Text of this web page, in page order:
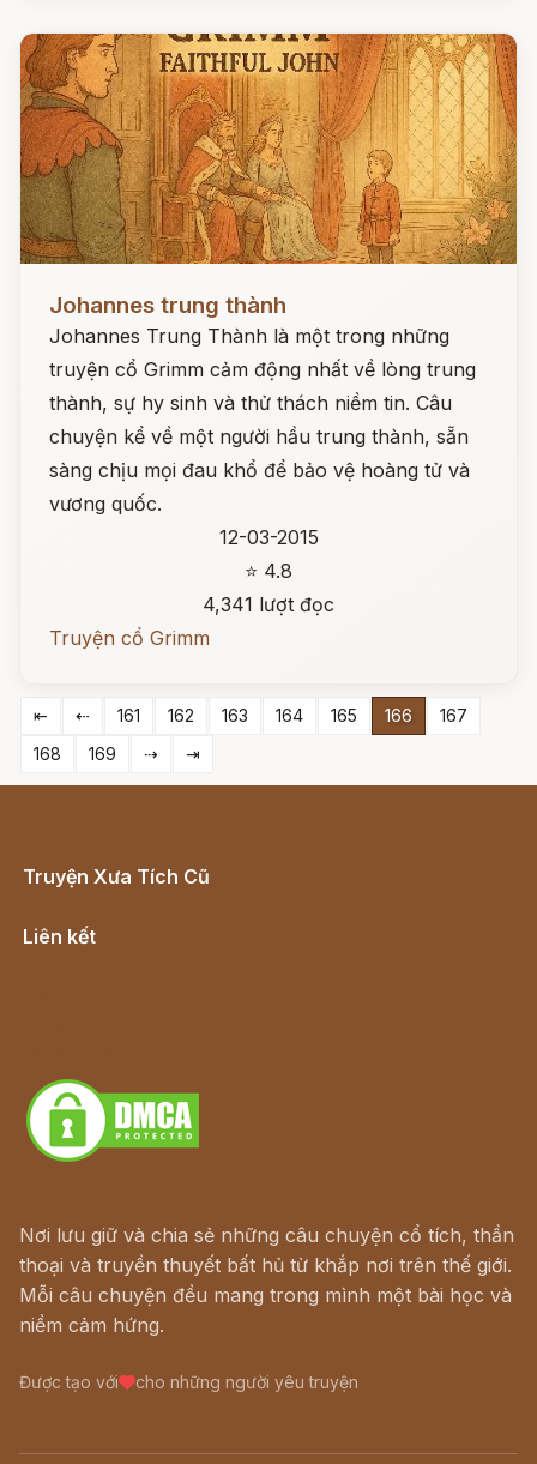
Johannes trung thành
Johannes Trung Thành là một trong những
truyện cổ Grimm cảm động nhất về lòng trung
thành, sự hy sinh và thử thách niềm tin. Câu
chuyện kể về một người hầu trung thành, sẵn
sàng chịu mọi đau khổ để bảo vệ hoàng tử và
vương quốc.
12-03-2015
⭐ 4.8
4,341 lượt đọc
Truyện cổ Grimm
⇤ ⇠ 161 162 163 164 165 166
167
168
169 ⇢ ⇥
Truyện Xưa Tích Cũ
Liên kết
Nơi lưu giữ và chia sẻ những câu chuyện cổ tích, thần
thoại và truyền thuyết bất hủ từ khắp nơi trên thế giới.
Mỗi câu chuyện đều mang trong mình một bài học và
niềm cảm hứng.
Được tạo với cho những người yêu truyện